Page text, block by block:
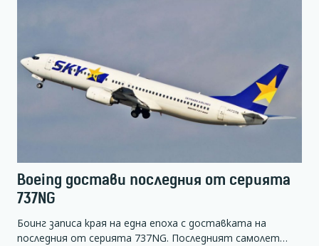
Boeing достави последния от серията
737NG
Боинг записа края на една епоха с доставката на
последния от серията 737NG. Последният самолет…